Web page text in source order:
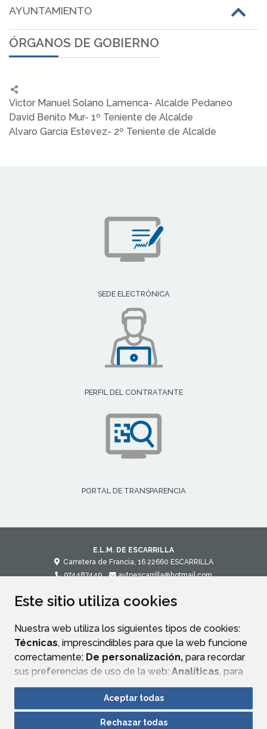
Este sitio utiliza cookies
Nuestra web utiliza los siguientes tipos de cookies:
Técnicas, imprescindibles para que la web funcione
correctamente; De personalización, para recordar
sus preferencias de uso de la web; Analíticas, para
mejorar el funcionamiento de la web y sus servicios.
Si acepta pulsando el botón“Aceptar todas”
consideramos que acepta su uso. Si pulsa el botón
Aceptar todas
Rechazar todas
AYUNTAMIENTO
ÓRGANOS DE GOBIERNO
Victor Manuel Solano Lamenca- Alcalde Pedaneo
David Benito Mur- 1º Teniente de Alcalde
Alvaro Garcia Estevez- 2º Teniente de Alcalde
SEDE ELECTRÓNICA
PERFIL DEL CONTRATANTE
PORTAL DE TRANSPARENCIA
E.L.M. DE ESCARRILLA
Carretera de Francia, 16 22660 ESCARRILLA
974487449
aytoescarrilla@hotmail.com
ACCESIBILIDAD